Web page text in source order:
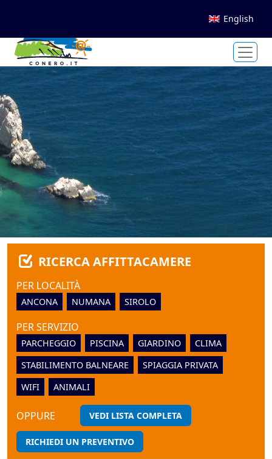
English
RICERCA AFFITTACAMERE
PER LOCALITÀ
ANCONA NUMANA SIROLO
PER SERVIZIO
PARCHEGGIO PISCINA GIARDINO
CLIMA
STABILIMENTO BALNEARE
SPIAGGIA PRIVATA
WIFI
ANIMALI
OPPURE VEDI LISTA COMPLETA
RICHIEDI UN PREVENTIVO